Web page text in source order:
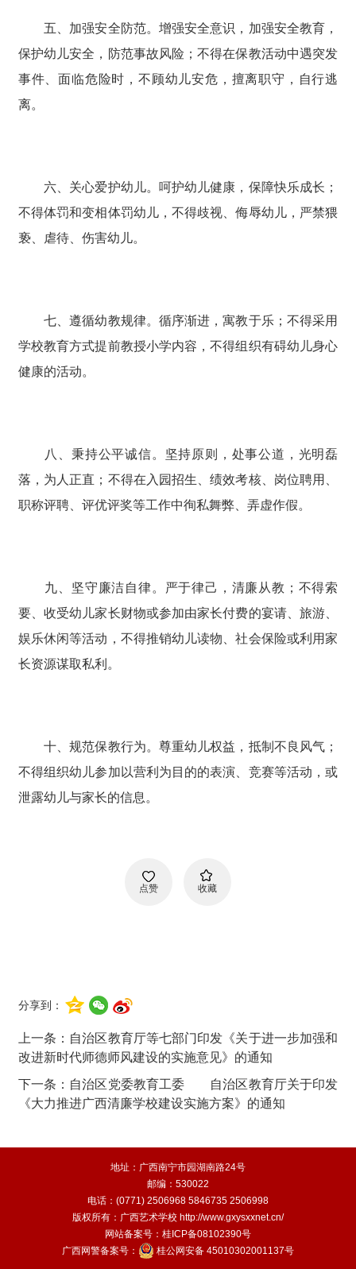
五、加强安全防范。增强安全意识，加强安全教育，
保护幼儿安全，防范事故风险；不得在保教活动中遇突发
事件、面临危险时，不顾幼儿安危，擅离职守，自行逃
离。
六、关心爱护幼儿。呵护幼儿健康，保障快乐成长；
不得体罚和变相体罚幼儿，不得歧视、侮辱幼儿，严禁猥
亵、虐待、伤害幼儿。
七、遵循幼教规律。循序渐进，寓教于乐；不得采用
学校教育方式提前教授小学内容，不得组织有碍幼儿身心
健康的活动。
八、秉持公平诚信。坚持原则，处事公道，光明磊
落，为人正直；不得在入园招生、绩效考核、岗位聘用、
职称评聘、评优评奖等工作中徇私舞弊、弄虚作假。
九、坚守廉洁自律。严于律己，清廉从教；不得索
要、收受幼儿家长财物或参加由家长付费的宴请、旅游、
娱乐休闲等活动，不得推销幼儿读物、社会保险或利用家
长资源谋取私利。
十、规范保教行为。尊重幼儿权益，抵制不良风气；
不得组织幼儿参加以营利为目的的表演、竞赛等活动，或
泄露幼儿与家长的信息。
点赞 收藏
分享到：
上一条： 自治区教育厅等七部门印发《关于进一步加强和
改进新时代师德师风建设的实施意见》的通知
下一条： 自治区党委教育工委 自治区教育厅关于印发
《大力推进广西清廉学校建设实施方案》的通知
地址：广西南宁市园湖南路24号
邮编：530022
电话：(0771) 2506968 5846735 2506998
版权所有：广西艺术学校 http://www.gxysxxnet.cn/
网站备案号： 桂ICP备08102390号
广西网警备案号：
桂公网安备 45010302001137号